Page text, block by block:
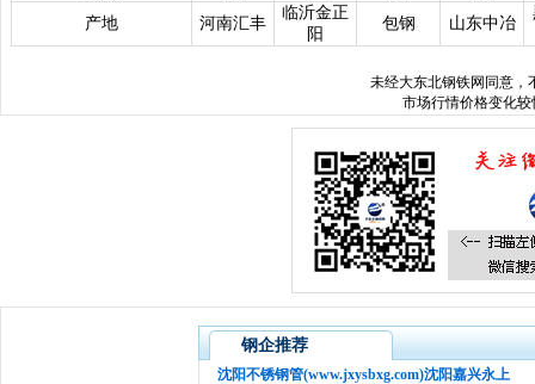
产地
河南汇丰
临沂金正
阳
包钢 山东中冶
未经大东北钢铁网 同意，
市场行情价格变化
钢企推荐
沈阳不锈钢管(www.jxysbxg.com)沈阳嘉兴永上